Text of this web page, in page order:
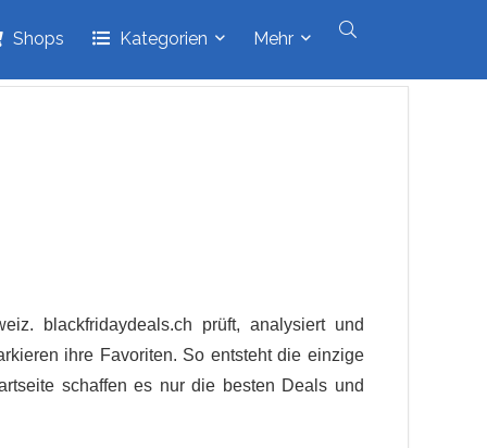
Shops Kategorien Mehr
blackfridaydeals.ch prüft, analysiert und
ihre Favoriten. So entsteht die einzige
schaffen es nur die besten Deals und